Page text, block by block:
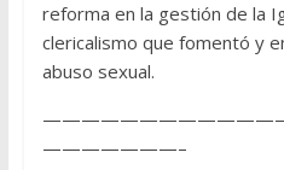
reforma en la gestión de la
clericalismo que fomentó y
abuso sexual.
———————–